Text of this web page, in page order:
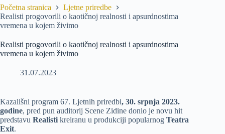
Početna stranica
Ljetne priredbe
Realisti progovorili o kaotičnoj realnosti i apsurdnostima
vremena u kojem živimo
Realisti progovorili o kaotičnoj realnosti i apsurdnostima
vremena u kojem živimo
31.07.2023
Kazališni program 67. Ljetnih priredbi, 30. srpnja 2023.
godine, pred pun auditorij Scene Zidine donio je novu hit
predstavu Realisti kreiranu u produkciji popularnog Teatra
Exit.